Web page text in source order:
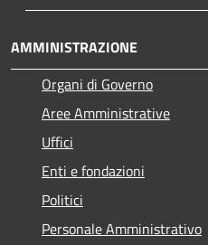
AMMINISTRAZIONE
Organi di Governo
Aree Amministrative
Uffici
Enti e fondazioni
Politici
Personale Amministrativo